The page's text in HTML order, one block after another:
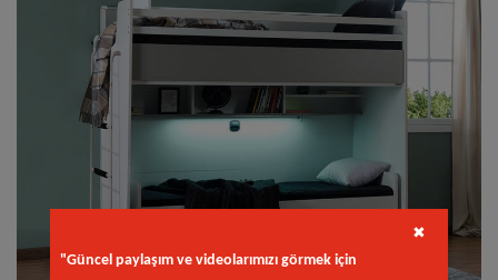
"Güncel paylaşım ve videolarımızı görmek için
✖